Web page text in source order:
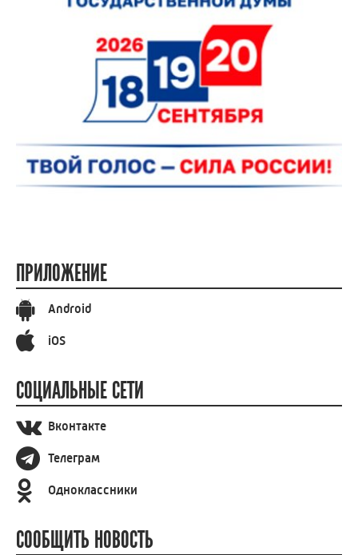
ПРИЛОЖЕНИЕ
Android
iOS
СОЦИАЛЬНЫЕ СЕТИ
Вконтакте
Телеграм
Одноклассники
СООБЩИТЬ НОВОСТЬ